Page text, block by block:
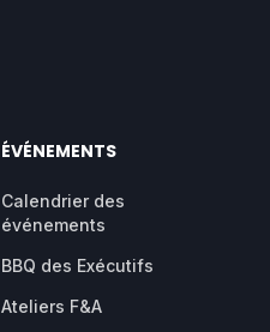
ÉVÉNEMENTS
Calendrier des
événements
BBQ des Exécutifs
Ateliers F&A